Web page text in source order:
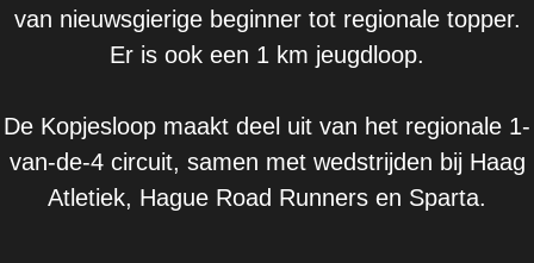
van nieuwsgierige beginner tot regionale topper.
Er is ook een 1 km jeugdloop.
De Kopjesloop maakt deel uit van het regionale 1-
van-de-4 circuit, samen met wedstrijden bij Haag
Atletiek, Hague Road Runners en Sparta.